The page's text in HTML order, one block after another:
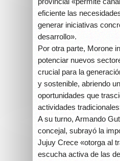
eficiente las
generar iniciativas
desarrollo».
Por otra parte, Morone
potenciar nuevos
crucial para la
y sostenible, abriendo
oportunidades que
actividades
A su turno, Armando
concejal, subrayó la
Jujuy Crece «otorga al
escucha activa de las